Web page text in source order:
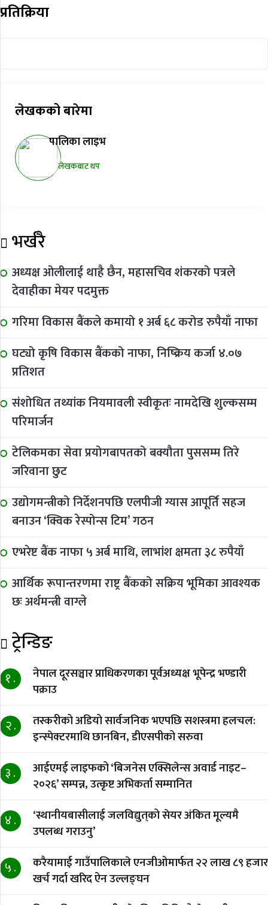
प्रतिक्रिया
लेखकको बारेमा
पालिका लाइभ
लेखकबाट थप
भर्खरै
अध्यक्ष ओलीलाई थाहै छैन, महासचिव शंकरको पत्रले
देवाहीका मेयर पदमुक्त
गरिमा विकास बैंकले कमायो १ अर्ब ६८ करोड रुपैयाँ नाफा
घट्यो कृषि विकास बैंकको नाफा, निष्क्रिय कर्जा ४.०७
प्रतिशत
संशोधित तथ्यांक नियमावली स्वीकृतः नामदेखि शुल्कसम्म
परिमार्जन
टेलिकमका सेवा प्रयोगबापतको बक्यौता पुससम्म तिरे
जरिवाना छुट
उद्योगमन्त्रीको निर्देशनपछि एलपीजी ग्यास आपूर्ति सहज
बनाउन ‘क्विक रेस्पोन्स टिम’ गठन
एभरेष्ट बैंक नाफा ५ अर्ब माथि, लाभांश क्षमता ३८ रुपैयाँ
आर्थिक रूपान्तरणमा राष्ट्र बैंकको सक्रिय भूमिका आवश्यक
छः अर्थमन्त्री वाग्ले
ट्रेन्डिङ
१ .
नेपाल दूरसञ्चार प्राधिकरणका पूर्वअध्यक्ष भूपेन्द्र भण्डारी
पक्राउ
२ .
तस्करीको अडियो सार्वजनिक भएपछि सशस्त्रमा हलचल:
इन्स्पेक्टरमाथि छानबिन, डीएसपीको सरुवा
३ .
आईएमई लाइफको ‘बिजनेस एक्सिलेन्स अवार्ड नाइट–
२०२६’ सम्पन्न, उत्कृष्ट अभिकर्ता सम्मानित
४ .
‘स्थानीयबासीलाई जलविद्युत्‌को सेयर अंकित मूल्यमै
उपलब्ध गराउनु’
५ .
करैयामाई गाउँपालिकाले एनजीओमार्फत २२ लाख ८९ हजार
खर्च गर्दा खरिद ऐन उल्लङ्घन